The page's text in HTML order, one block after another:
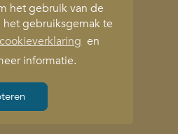
het gebruik van de
gebruiksgemak te
cookieverklaring en
informatie.